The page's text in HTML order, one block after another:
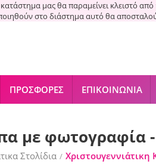
μας θα παραμείνει κλειστό από
στο διάστημα αυτό θα
ΠΡΟΣΦΟΡΈΣ ΕΠΙΚΟΙΝΩΝΊΑ
με φωτογραφία
Στολίδια /